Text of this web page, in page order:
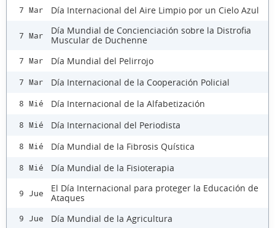
7 Mar Día Internacional del Aire Limpio por un Cielo Azul
7 Mar
Día Mundial de Concienciación sobre la Distrofia
Muscular de Duchenne
7 Mar Día Mundial del Pelirrojo
7 Mar Día Internacional de la Cooperación Policial
8 Mié Día Internacional de la Alfabetización
8 Mié Día Internacional del Periodista
8 Mié Día Mundial de la Fibrosis Quística
8 Mié Día Mundial de la Fisioterapia
9 Jue
El Día Internacional para proteger la Educación de
Ataques
9 Jue Día Mundial de la Agricultura